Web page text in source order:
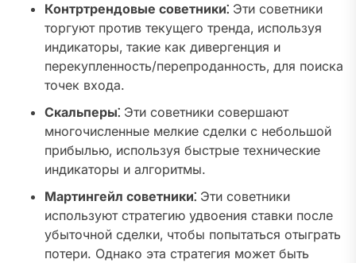
Контртрендовые советники⁚ Эти советники
торгуют против текущего тренда‚ используя
индикаторы‚ такие как дивергенция и
перекупленность/перепроданность‚ для поиска
точек входа.
Скальперы⁚ Эти советники совершают
многочисленные мелкие сделки с небольшой
прибылью‚ используя быстрые технические
индикаторы и алгоритмы.
Мартингейл советники⁚ Эти советники
используют стратегию удвоения ставки после
убыточной сделки‚ чтобы попытаться отыграть
потери. Однако эта стратегия может быть